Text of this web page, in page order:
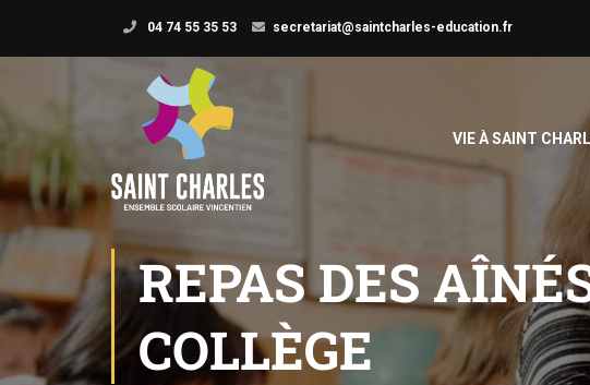
04 74 55 35 53 secretariat@saintcharles-education.fr
VIE À SAINT
REPAS DES
COLLÈGE